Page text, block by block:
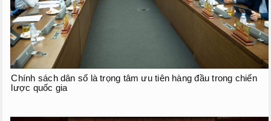
Chính sách dân số là trọng tâm ưu tiên hàng đầu trong chiến
lược quốc gia